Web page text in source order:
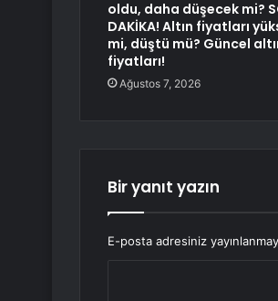
oldu, daha düşecek mi?
DAKİKA! Altın fiyatları
mi, düştü mü? Güncel
fiyatları!
Ağustos 7, 2026
Bir yanıt yazın
E-posta adresiniz